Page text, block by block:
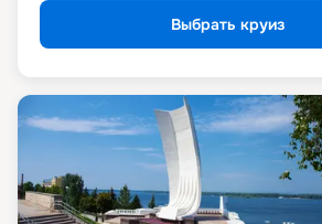
Выбрать круиз